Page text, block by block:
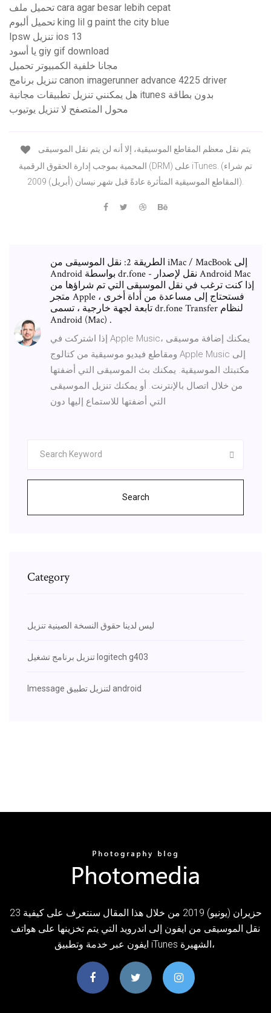
تحميل ملف cara agar besar lebih cepat
تحميل ألبوم king lil g paint the city blue
Ipsw تنزيل ios 13
يا أسود giy gif download
مجانا خلفية الكمبيوتر تحميل
تنزيل برنامج canon imagerunner advance 4225 driver
هل يمكنني تنزيل تطبيقات مجانية itunes بدون بطاقة
محول المتصفح لا تنزيل يوتيوب
المحمية بموجب إدارة الحقوق الرقمية (DRM) على iTunes. (تم شراء
المقاطع الموسيقية المتأثرة عادةً قبل شهر نيسان (أبريل) 2009).
الطريقة 2: نقل الموسيقى من iMac / MacBook إلى
Android بواسطة dr.fone - نقل لإصدار Android Mac
إذا كنت ترغب في نقل الموسيقى التي تم شراؤها من
متجر Apple ، فستحتاج إلى مساعدة من أداة أخرى
تابعة لجهة خارجية ، تسمى dr.fone Transfer لنظام
Android (Mac) .
إذا اشتركت في Apple Music، يمكنك إضافة موسيقى
ومقاطع فيديو موسيقية من كتالوج Apple Music إلى
مكتبتك الموسيقية. يمكنك بث الموسيقى التي أضفتها
من خلال اتصال بالإنترنت. أو يمكنك تنزيل الموسيقى
التي أضفتها للاستماع إليها دون
Search
Category
ليس لدينا حقوق النسخة الصينية تنزيل
تنزيل برنامج تشغيل logitech g403
Imessage لتنزيل تطبيق android
23 حزيران (يونيو) 2019 من خلال هذا المقال سنتعرف على كيفية
نقل الموسيقى من ايفون إلى اندرويد التي يتم تخزينها على هواتف
ايفون عبر خدمة وتطبيق iTunes الشهيرة،